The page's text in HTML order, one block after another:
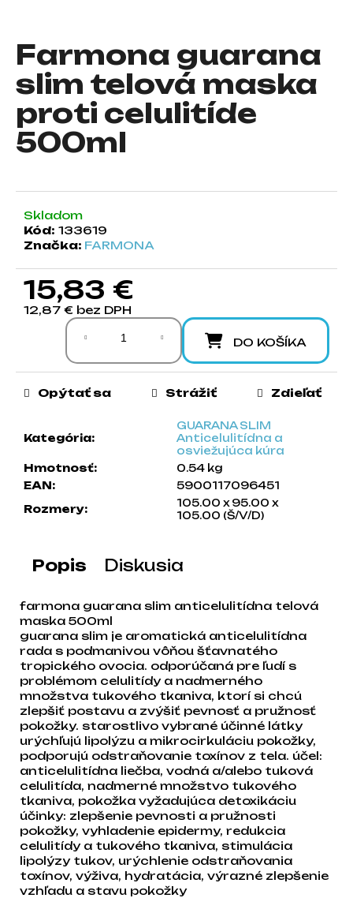
Farmona guarana
slim telová maska
proti celulitíde
500ml
Skladom
Kód: 133619
Značka: FARMONA
15,83 €
12,87 € bez DPH
Jednotková cena:
DO KOŠÍKA
Kategória:
GUARANA SLIM
Anticelulitídna a
osviežujúca kúra
Hmotnosť:
0.54 kg
EAN:
5900117096451
Rozmery:
105.00 x 95.00 x
105.00 (Š/V/D)
Opýtať sa Strážiť Zdieľať
Popis Diskusia
farmona guarana slim anticelulitídna telová
maska 500ml
guarana slim je aromatická anticelulitídna
rada s podmanivou vôňou šťavnatého
tropického ovocia. odporúčaná pre ľudí s
problémom celulitídy a nadmerného
množstva tukového tkaniva, ktorí si chcú
zlepšiť postavu a zvýšiť pevnosť a pružnosť
pokožky. starostlivo vybrané účinné látky
urýchľujú lipolýzu a mikrocirkuláciu pokožky,
podporujú odstraňovanie toxínov z tela. účel:
anticelulitídna liečba, vodná a/alebo tuková
celulitída, nadmerné množstvo tukového
tkaniva, pokožka vyžadujúca detoxikáciu
účinky: zlepšenie pevnosti a pružnosti
pokožky, vyhladenie epidermy, redukcia
celulitídy a tukového tkaniva, stimulácia
lipolýzy tukov, urýchlenie odstraňovania
toxínov, výživa, hydratácia, výrazné zlepšenie
vzhľadu a stavu pokožky
j
s
ť
?
O
d
p
a
m